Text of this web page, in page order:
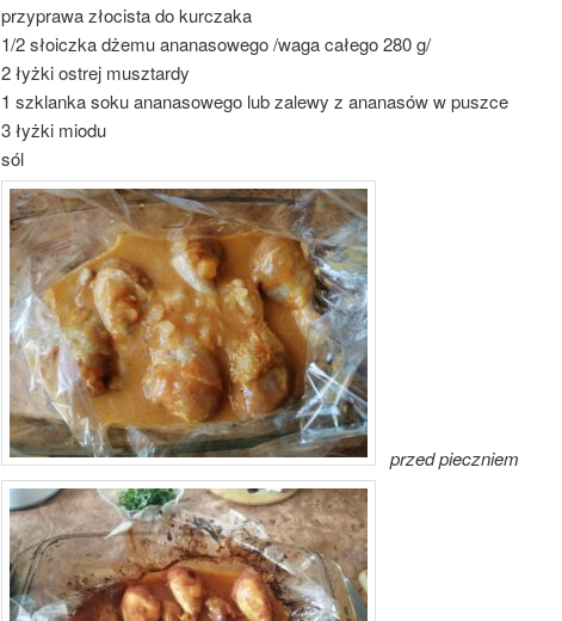
przyprawa złocista do kurczaka
1/2 słoiczka dżemu ananasowego /waga całego 280 g/
2 łyżki ostrej musztardy
1 szklanka soku ananasowego lub zalewy z ananasów w puszce
3 łyżki miodu
sól
przed pieczniem